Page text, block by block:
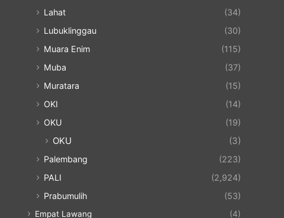
Lahat
(34)
Lubuklinggau
(30)
Muara Enim
(115)
Muba
(37)
Muratara
(15)
OKI
(14)
OKU
(19)
OKU (3)
Palembang
(223)
PALI
(2,924)
Prabumulih
(53)
Empat Lawang (4)